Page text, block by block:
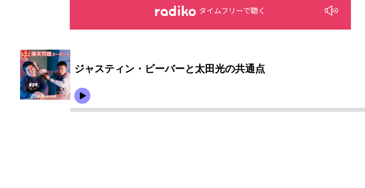
タイムフリーで聴く